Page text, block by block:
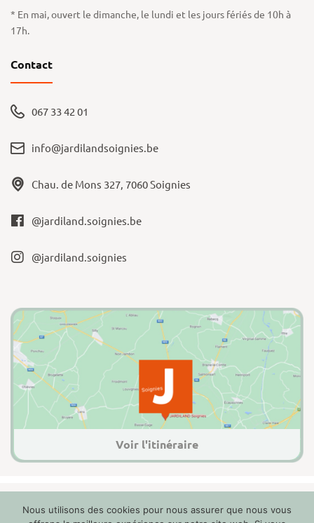
* En mai, ouvert le dimanche, le lundi et les jours fériés de 10h à
17h.
Contact
067 33 42 01
info@jardilandsoignies.be
Chau. de Mons 327, 7060 Soignies
@jardiland.soignies.be
@jardiland.soignies
Voir l'itinéraire
2022 Jardiland Soignies
Nous utilisons des cookies pour nous assurer que nous vous